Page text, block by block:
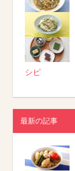
シピ
最新の記事